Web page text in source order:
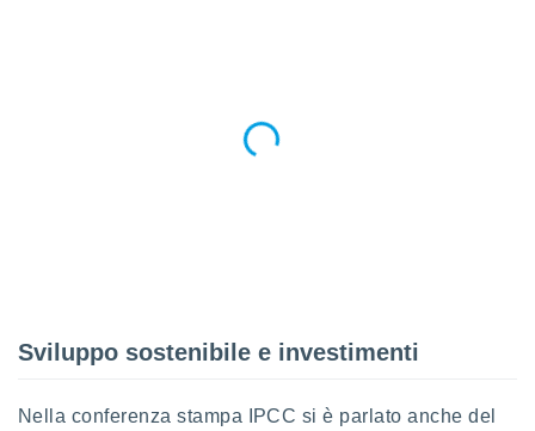
del
Sviluppo sostenibile e investimenti
Nella conferenza stampa IPCC si è parlato anche del